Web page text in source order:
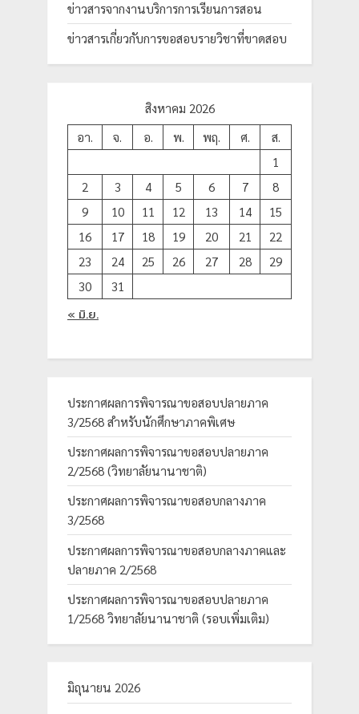
ข่าวสารจากงานบริการการเรียนการสอน
ข่าวสารเกี่ยวกับการขอสอบรายวิชาที่ขาดสอบ
สิงหาคม 2026
อา.
จ. อ. พ. พฤ. ศ.
ส.
1
2
3 4 5 6 7
8
9
10 11 12 13 14
15
16
17 18 19 20 21
22
23
24 25 26 27 28
29
30
31
« มิ.ย.
ประกาศผลการพิจารณาขอสอบปลายภาค
3/2568 สำหรับนักศึกษาภาคพิเศษ
ประกาศผลการพิจารณาขอสอบปลายภาค
2/2568 (วิทยาลัยนานาชาติ)
ประกาศผลการพิจารณาขอสอบกลางภาค
3/2568
ประกาศผลการพิจารณาขอสอบกลางภาคและ
ปลายภาค 2/2568
ประกาศผลการพิจารณาขอสอบปลายภาค
1/2568 วิทยาลัยนานาชาติ (รอบเพิ่มเติม)
มิถุนายน 2026